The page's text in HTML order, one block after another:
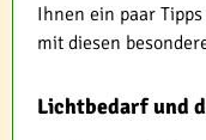
Ihnen ein paar
mit diesen
Lichtbedarf und